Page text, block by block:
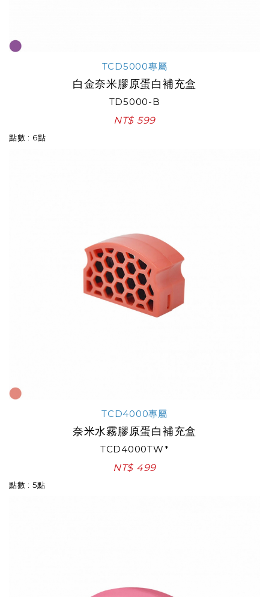
TCD5000專屬
白金奈米膠原蛋白補充盒
TD5000-B
NT$ 599
點數 : 6點
TCD4000專屬
奈米水霧膠原蛋白補充盒
TCD4000TW*
NT$ 499
點數 : 5點